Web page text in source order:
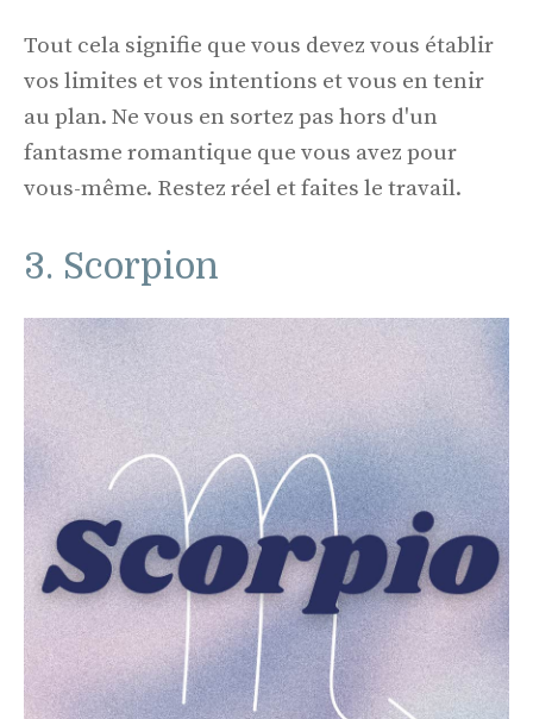
Tout cela signifie que vous devez vous établir
vos limites et vos intentions et vous en tenir
au plan. Ne vous en sortez pas hors d'un
fantasme romantique que vous avez pour
vous-même. Restez réel et faites le travail.
3. Scorpion